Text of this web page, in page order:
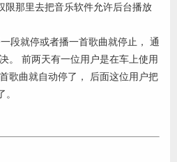
限那里去把音乐软件允许后台播放
段就停或者播一首歌曲就停止， 通
。 前两天有一位用户是在车上使用
歌曲就自动停了， 后面这位用户把
。